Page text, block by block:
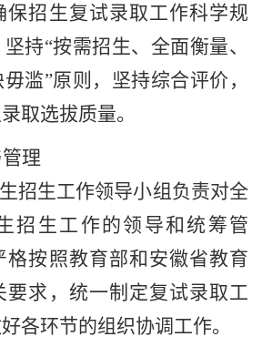
保招生复试录取工作科学规
持“按需招生、全面衡量、
滥”原则，坚持综合评价，
取选拔质量。
理
招生工作领导小组负责对全
招生工作的领导和统筹管
格按照教育部和安徽省教育
要求，统一制定复试录取工
各环节的组织协调工作。